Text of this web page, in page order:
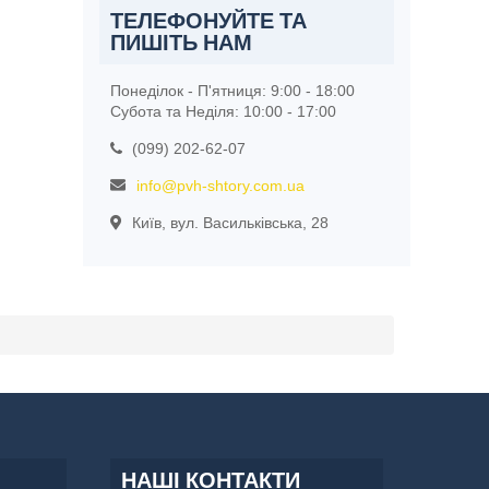
ТЕЛЕФОНУЙТЕ ТА
ПИШІТЬ НАМ
Понеділок - П'ятниця: 9:00 - 18:00
Субота та Неділя: 10:00 - 17:00
(099) 202-62-07
info@pvh-shtory.com.ua
Київ, вул. Васильківська, 28
НАШІ КОНТАКТИ